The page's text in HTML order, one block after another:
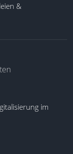
&
im